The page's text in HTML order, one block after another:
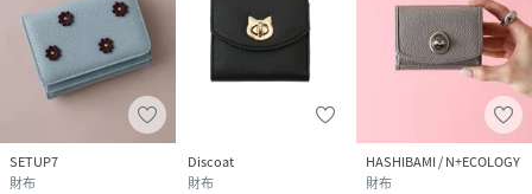
SETUP7
財布
Discoat
財布
HASHIBAMI / N+ECOLOGY
財布